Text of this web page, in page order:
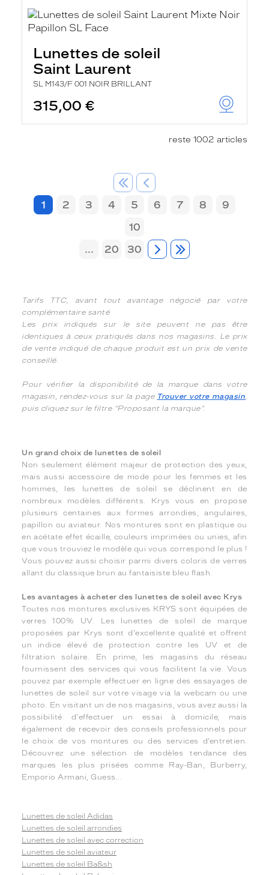
Lunettes de soleil
Saint Laurent
SL M143/F 001 NOIR BRILLANT
315,00 €
reste 1002 articles
1 2 3 4 5 6 7 8
9
10
...
20 30
Tarifs TTC, avant tout avantage négocié par votre
complémentaire santé
Les prix indiqués sur le site peuvent ne pas être
identiques à ceux pratiqués dans nos magasins. Le prix
de vente indiqué de chaque produit est un prix de vente
conseillé.
Pour vérifier la disponibilité de la marque dans votre
magasin, rendez-vous sur la page Trouver votre magasin,
puis cliquez sur le filtre "Proposant la marque".
Un grand choix de lunettes de soleil
Non seulement élément majeur de protection des yeux,
mais aussi accessoire de mode pour les femmes et les
hommes, les lunettes de soleil se déclinent en de
nombreux modèles différents. Krys vous en propose
plusieurs centaines aux formes arrondies, angulaires,
papillon ou aviateur. Nos montures sont en plastique ou
en acétate effet écaille, couleurs imprimées ou unies, afin
que vous trouviez le modèle qui vous correspond le plus !
Vous pouvez aussi choisir parmi divers coloris de verres
allant du classique brun au fantaisiste bleu flash.
Les avantages à acheter des lunettes de soleil avec Krys
Toutes nos montures exclusives KRYS sont équipées de
verres 100% UV. Les lunettes de soleil de marque
proposées par Krys sont d'excellente qualité et offrent
un indice élevé de protection contre les UV et de
filtration solaire. En prime, les magasins du réseau
fournissent des services qui vous facilitent la vie. Vous
pouvez par exemple effectuer en ligne des essayages de
lunettes de soleil sur votre visage via la webcam ou une
photo. En visitant un de nos magasins, vous avez aussi la
possibilité d'effectuer un essai à domicile, mais
également de recevoir des conseils professionnels pour
le choix de vos montures ou des services d’entretien.
Découvrez une sélection de modèles tendance des
marques les plus prisées comme Ray-Ban, Burberry,
Emporio Armani, Guess...
Lunettes de soleil Adidas
Lunettes de soleil arrondies
Lunettes de soleil avec correction
Lunettes de soleil aviateur
Lunettes de soleil Ba&sh